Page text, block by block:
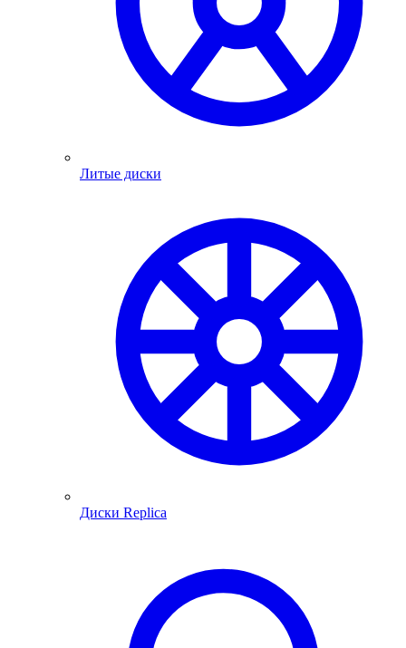
Литые диски
Диски Replica